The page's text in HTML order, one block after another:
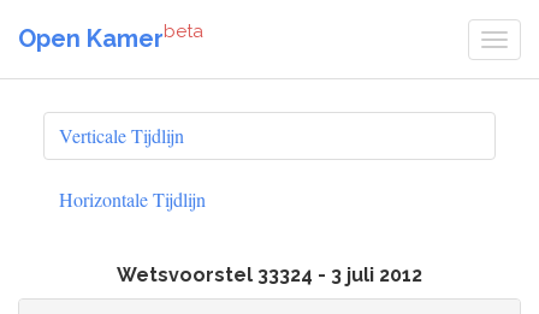
Open Kamerbeta
Verticale Tijdlijn
Horizontale Tijdlijn
Wetsvoorstel 33324 - 3 juli 2012